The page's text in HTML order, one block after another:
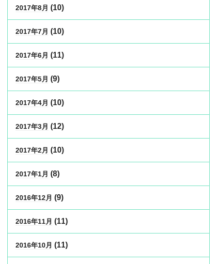
2017年8月 (10)
2017年7月 (10)
2017年6月 (11)
2017年5月 (9)
2017年4月 (10)
2017年3月 (12)
2017年2月 (10)
2017年1月 (8)
2016年12月 (9)
2016年11月 (11)
2016年10月 (11)